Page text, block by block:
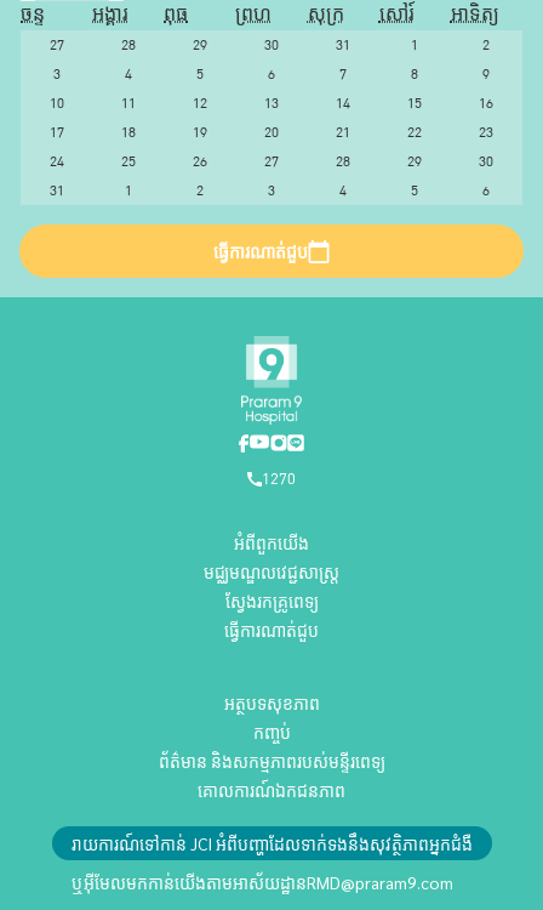
ចន្ទ
អង្គារ ពុធ ព្រហ សុក្រ សៅរ៍
អាទិត្យ
27
28 29 30 31 1
2
3
4 5 6 7 8
9
10
11 12 13 14 15
16
17
18 19 20 21 22
23
24
25 26 27 28 29
30
31
1 2 3 4 5 6
ធ្វើការណាត់ជួប
1270
អំពីពួកយើង
មជ្ឈមណ្ឌលវេជ្ជសាស្ត្រ
ស្វែងរកគ្រូពេទ្យ
ធ្វើការណាត់ជួប
អត្ថបទសុខភាព
កញ្ចប់
ព័ត៌មាន និងសកម្មភាពរបស់មន្ទីរពេទ្យ
គោលការណ៍ឯកជនភាព
រាយការណ៍ទៅកាន់ JCI អំពីបញ្ហាដែលទាក់ទងនឹងសុវត្ថិភាពអ្នកជំងឺ
ឬអ៊ីមែលមកកាន់យើងតាមអាស័យដ្ឋានRMD@praram9.com